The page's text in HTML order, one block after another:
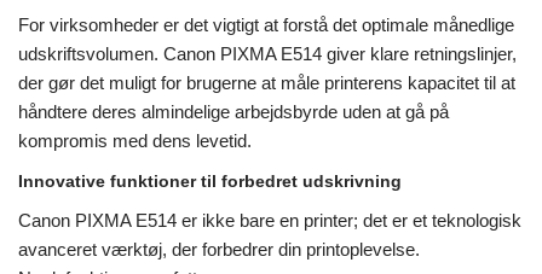
For virksomheder er det vigtigt at forstå det optimale månedlige
udskriftsvolumen. Canon PIXMA E514 giver klare retningslinjer,
der gør det muligt for brugerne at måle printerens kapacitet til at
håndtere deres almindelige arbejdsbyrde uden at gå på
kompromis med dens levetid.
Innovative funktioner til forbedret udskrivning
Canon PIXMA E514 er ikke bare en printer; det er et teknologisk
avanceret værktøj, der forbedrer din printoplevelse.